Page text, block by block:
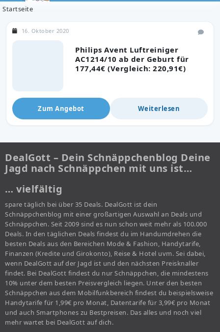
Startseite
Philips Avent Luftreiniger
AC1214/10 ab der Geburt für
177,44€ (Vergleich: 220,91€)
16. Oktober 2020
Zum Angebot Weiterlesen
DealGott – Dein Schnäppchenblog Deine
Jagd nach Schnäppchen mit uns ist…
… vielfältig
spare täglich bei über 35 Deals. DealGott ist dein
Schnäppchenblog mit einer großartigen Auswahl an Deals und
Schnäppchen. Seit 2009 sind es nun schon weit mehr als 100.000
Deals. In den täglichen Deals findest du im Handumdrehen die
besten Deals aus den Bereichen Mode & Fashion, Handytarife,
Finanzen (Kredite und Girokonto), Reise & Hotel uvm. Sei dabei,
wenn DealGott auf der Jagd ist und den nächsten Preisknaller
findet. Bei DealGott findest du nur Schnäppchen, die mindestens
10% unter dem besten Preisvergleich liegen. Unter den besten
Schnäppchen aus dem Mobilfunkbereich findest du beispielsweise
Handytarife für 1,99€ pro Monat, Datentarife für 3,99€ pro Monat
und auch Smartphones zu Bestpreisen. Das alles und noch viel
mehr wartet bei DealGott auf dich.